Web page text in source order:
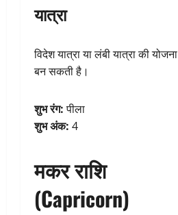
यात्रा
विदेश यात्रा या लंबी यात्रा की योजना
बन सकती है।
शुभ रंग:पीला
शुभ अंक: 4
मकर राशि
(Capricorn)